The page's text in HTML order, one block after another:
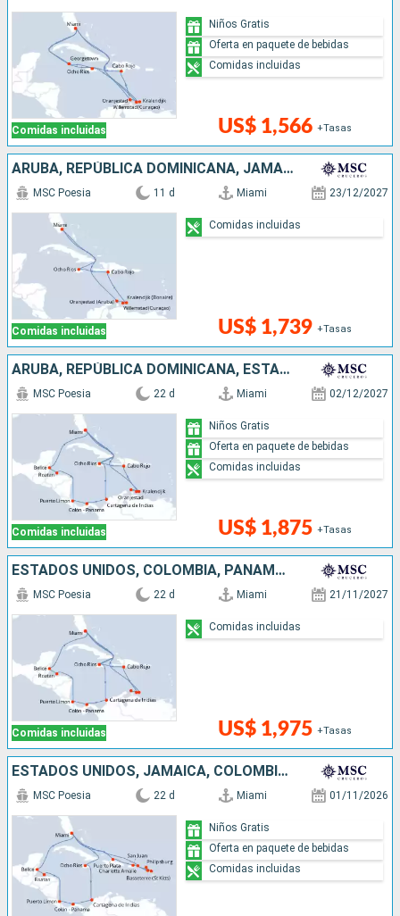
Comidas incluidas US$ 1,566 +Tasas
Niños Gratis
Oferta en paquete de bebidas
Comidas incluidas
ARUBA, REPÚBLICA DOMINICANA, JAMAICA, ESTADOS UNIDOS
Comidas incluidas
MSC Poesia 11 d Miami 23/12/2027
US$ 1,739 +Tasas
Comidas incluidas
ARUBA, REPÚBLICA DOMINICANA, ESTADOS UNIDOS, JAMAICA, COLOMBIA, PANAMÁ, COSTA RICA, HONDURAS, BELICE
Comidas incluidas
MSC Poesia 22 d Miami 02/12/2027
US$ 1,875 +Tasas
Niños Gratis
Oferta en paquete de bebidas
Comidas incluidas
ESTADOS UNIDOS, COLOMBIA, PANAMÁ, COSTA RICA, HONDURAS, BELICE, ARUBA, REPÚBLICA DOMINICANA, JAMAICA
Comidas incluidas
MSC Poesia 22 d Miami 21/11/2027
US$ 1,975 +Tasas
Comidas incluidas
ESTADOS UNIDOS, JAMAICA, COLOMBIA, PANAMÁ, COSTA RICA, HONDURAS, BELICE, SAN MARTÍN, ANTIGUA Y BARBUDA, PUERTO RICO, REPÚBLICA DOMINICANA
MSC Poesia 22 d Miami 01/11/2026
Niños Gratis
Oferta en paquete de bebidas
Comidas incluidas